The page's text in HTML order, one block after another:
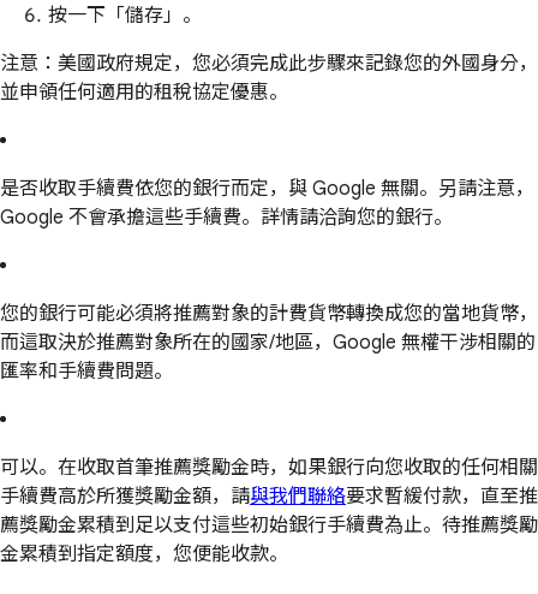
按一下「儲存」。
注意：美國政府規定，您必須完成此步驟來記錄您的外國身分，
並申領任何適用的租稅協定優惠。
是否收取手續費依您的銀行而定，與 Google 無關。另請注意，
Google 不會承擔這些手續費。詳情請洽詢您的銀行。
您的銀行可能必須將推薦對象的計費貨幣轉換成您的當地貨幣，
而這取決於推薦對象所在的國家/地區，Google 無權干涉相關的
匯率和手續費問題。
可以。在收取首筆推薦獎勵金時，如果銀行向您收取的任何相關
手續費高於所獲獎勵金額，請與我們聯絡要求暫緩付款，直至推
薦獎勵金累積到足以支付這些初始銀行手續費為止。待推薦獎勵
金累積到指定額度，您便能收款。